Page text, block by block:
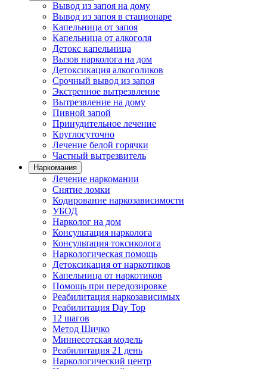
Вывод из запоя на дому
Вывод из запоя в стационаре
Капельница от запоя
Капельница от алкоголя
Детокс капельница
Вызов нарколога на дом
Детоксикация алкоголиков
Срочный вывод из запоя
Экстренное вытрезвление
Вытрезвление на дому
Пивной запой
Принудительное лечение
Круглосуточно
Лечение белой горячки
Частный вытрезвитель
Наркомания
Лечение наркомании
Снятие ломки
Кодирование наркозависимости
УБОД
Нарколог на дом
Консультация нарколога
Консультация токсиколога
Наркологическая помощь
Детоксикация от наркотиков
Капельница от наркотиков
Помощь при передозировке
Реабилитация наркозависимых
Реабилитация Day Top
12 шагов
Метод Шичко
Миннесотская модель
Реабилитация 21 день
Наркологический центр